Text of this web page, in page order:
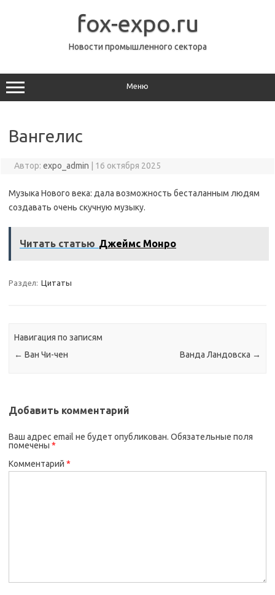
fox-expo.ru
Новости промышленного сектора
Меню
Вангелис
Автор: expo_admin 16 октября 2025
Музыка Нового века: дала возможность бесталанным людям
создавать очень скучную музыку.
Читать статью Джеймс Монро
Раздел: Цитаты
Навигация по записям
← Ван Чи-чен Ванда Ландовска →
Добавить комментарий
Ваш адрес email не будет опубликован. Обязательные поля
помечены *
Комментарий *